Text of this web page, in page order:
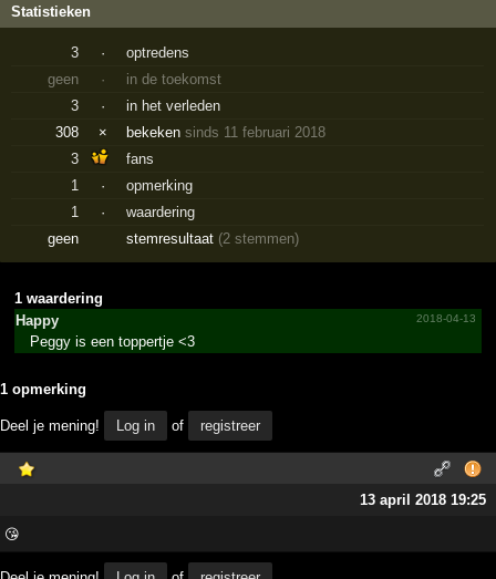
Statistieken
3 ·
optredens
geen
·
in de toekomst
3
·
in het verleden
308
× bekekensinds 11 februari 2018
3
fans
1
·
opmerking
1
·
waardering
geen
stemresultaat (2 stemmen)
1 waardering
Happy
2018-04-13
Peggy is een toppertje <3
1 opmerking
Deel je mening! Log in of registreer
13 april 2018 19:25
😘